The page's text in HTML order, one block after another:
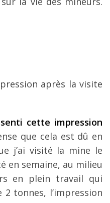
après la visite
cette impression
que cela est dû en
j’ai visité la mine le
en semaine, au milieu
en plein travail qui
tonnes, l’impression